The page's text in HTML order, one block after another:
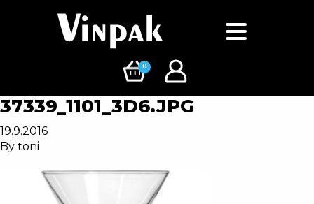
0
37339_1101_3D6.JPG
19.9.2016
By toni